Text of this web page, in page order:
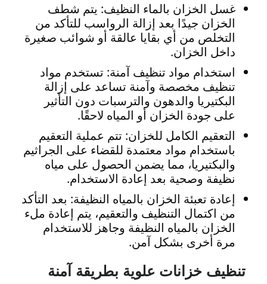
غسل الخزان بالماء النظيف: يتم شطف
الخزان جيدًا بعد إزالة الرواسب للتأكد من
التخلص من أي بقايا عالقة أو شوائب صغيرة
داخل الخزان.
استخدام مواد تنظيف آمنة: تستخدم مواد
تنظيف مخصصة وآمنة تساعد على إزالة
البكتيريا والدهون والترسبات دون التأثير
على جودة الخزان أو المياه لاحقًا.
التعقيم الكامل للخزان: تتم عملية التعقيم
باستخدام مواد معتمدة للقضاء على الجراثيم
والبكتيريا، مما يضمن الحصول على مياه
نظيفة وصحية بعد إعادة الاستخدام.
إعادة تعبئة الخزان بالمياه النظيفة: بعد التأكد
من اكتمال التنظيف والتعقيم، يتم إعادة ملء
الخزان بالمياه النظيفة وجاهز للاستخدام
مرة أخرى بشكل آمن.
تنظيف خزانات علوية بطريقة آمنة